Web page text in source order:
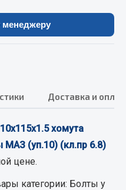
менеджеру
Доставка и
хомута
МАЗ (уп.10) (кл.пр 6.8)
цене.
категории: Болты у